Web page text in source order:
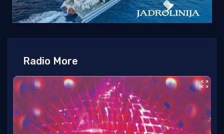
Radio More